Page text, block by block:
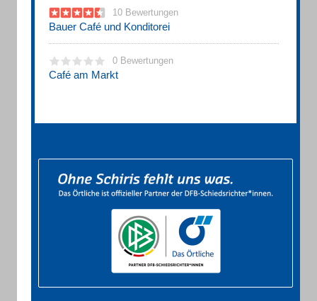
10 Bewertungen
Bauer Café und Konditorei
0 Bewertungen
Café am Markt